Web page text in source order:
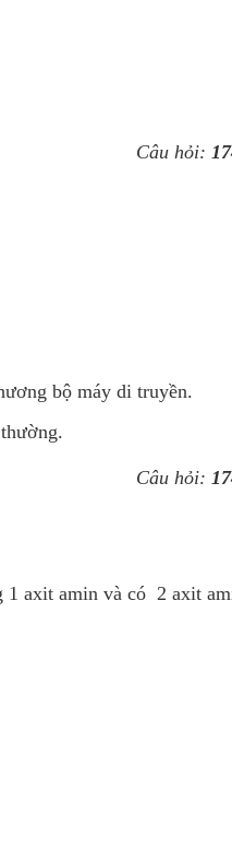
Câu hỏi:
bộ máy di truyền.
Câu hỏi:
1 axit amin và có 2 axit